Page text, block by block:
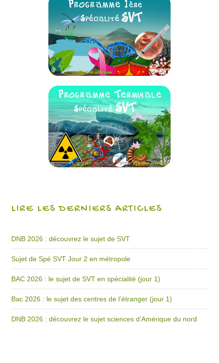
LIRE LES DERNIERS ARTICLES
DNB 2026 : découvrez le sujet de SVT
Sujet de Spé SVT Jour 2 en métropole
BAC 2026 : le sujet de SVT en spécialité (jour 1)
Bac 2026 : le sujet des centres de l’étranger (jour 1)
DNB 2026 : découvrez le sujet sciences d’Amérique du nord